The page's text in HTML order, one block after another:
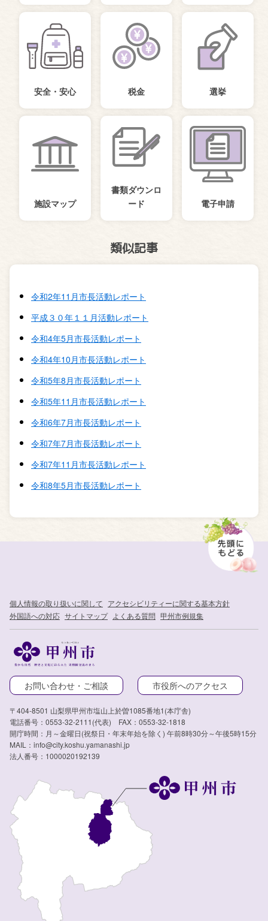
安全・安心 税金 選挙
施設マップ
書類ダウンロ
ード
電子申請
類似記事
令和2年11月市長活動レポート
平成３０年１１月活動レポート
令和4年5月市長活動レポート
令和4年10月市長活動レポート
令和5年8月市長活動レポート
令和5年11月市長活動レポート
令和6年7月市長活動レポート
令和7年7月市長活動レポート
令和7年11月市長活動レポート
令和8年5月市長活動レポート
個人情報の取り扱いに関して アクセシビリティーに関する基本方針
外国語への対応 サイトマップ よくある質問 甲州市例規集
お問い合わせ・ご相談 市役所へのアクセス
〒404-8501 山梨県甲州市塩山上於曽1085番地1(本庁舎)
電話番号：0553-32-2111(代表) FAX：0553-32-1818
開庁時間：月～金曜日(祝祭日・年末年始を除く) 午前8時30分～午後5時15分
MAIL：info@city.koshu.yamanashi.jp
法人番号：1000020192139